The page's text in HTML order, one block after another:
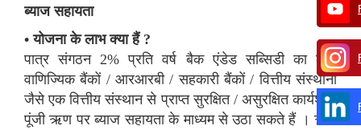
ब्याज सहायता
• योजना के लाभ क्या हैं ?
पात्र संगठन 2% प्रति वर्ष बैक एंडेड सब्सिडी का लाभ
वाणिज्यिक बैंकों / आरआरबी / सहकारी बैंकों / वित्तीय संस्थानों
जैसे एक वित्तीय संस्थान से प्राप्त सुरक्षित / असुरक्षित कार्यशील
पूंजी ऋण पर ब्याज सहायता के माध्यम से उठा सकते हैं । ऋण